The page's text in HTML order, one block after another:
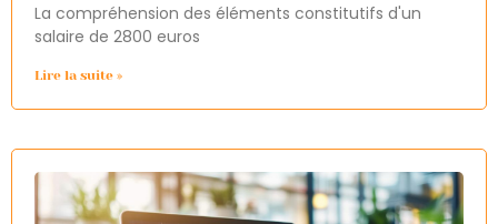
La compréhension des éléments constitutifs d'un
salaire de 2800 euros
Lire la suite »